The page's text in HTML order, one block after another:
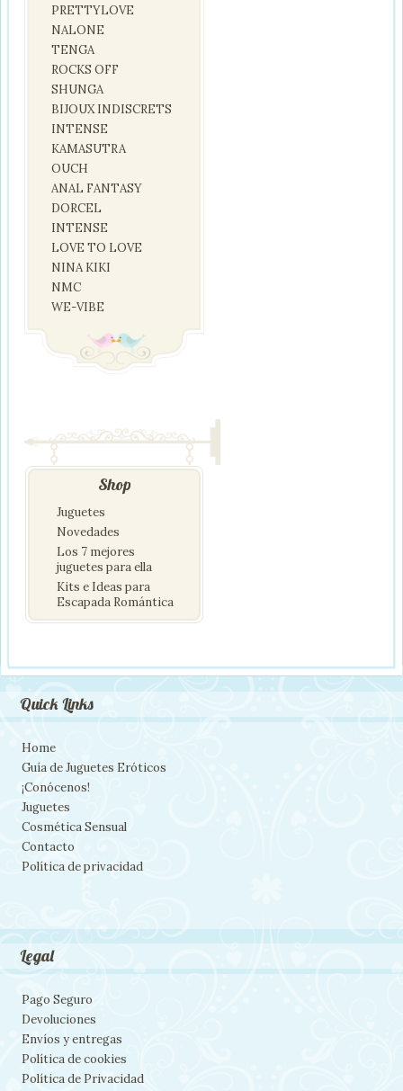
PRETTYLOVE
NALONE
TENGA
ROCKS OFF
SHUNGA
BIJOUX INDISCRETS
INTENSE
KAMASUTRA
OUCH
ANAL FANTASY
DORCEL
INTENSE
LOVE TO LOVE
NINA KIKI
NMC
WE-VIBE
Shop
Juguetes
Novedades
Los 7 mejores
juguetes para ella
Kits e Ideas para
Escapada Romántica
Quick Links
Home
Guía de Juguetes Eróticos
¡Conócenos!
Juguetes
Cosmética Sensual
Contacto
Política de privacidad
Legal
Pago Seguro
Devoluciones
Envíos y entregas
Política de cookies
Política de Privacidad